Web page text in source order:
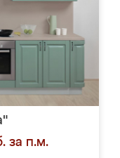
за п.м.